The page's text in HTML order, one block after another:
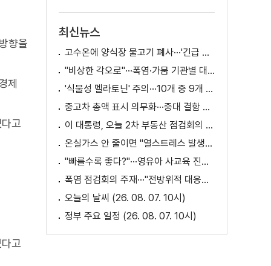
향을
제
고
고
최신뉴스
고수온에 양식장 물고기 폐사···'긴급 방류' 지원
"비상한 각오로"···폭염·가뭄 기관별 대책은?
'식물성 멜라토닌' 주의···10개 중 9개 처방 용량 초과
중고차 총액 표시 의무화···중대 결함 시 '계약 해제'
이 대통령, 오늘 2차 부동산 점검회의 주재
온실가스 안 줄이면 "열스트레스 발생일 29배 증가"
"빠를수록 좋다?"···영유아 사교육 진실과 해법은?
폭염 점검회의 주재···"전방위적 대응체계 가동"
오늘의 날씨 (26. 08. 07. 10시)
정부 주요 일정 (26. 08. 07. 10시)